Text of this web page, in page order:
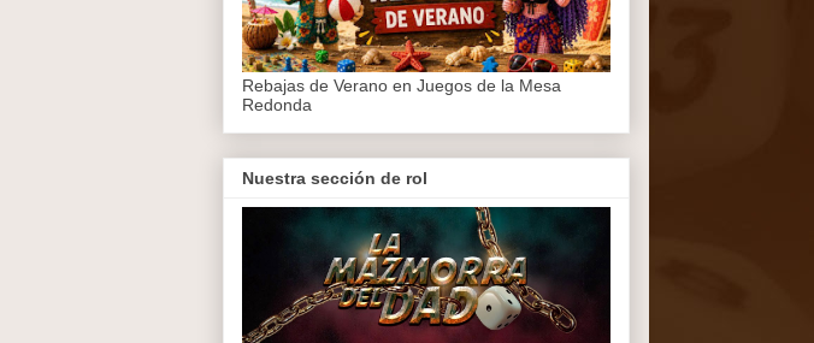
Rebajas de Verano en Juegos de la Mesa
Redonda
Nuestra sección de rol